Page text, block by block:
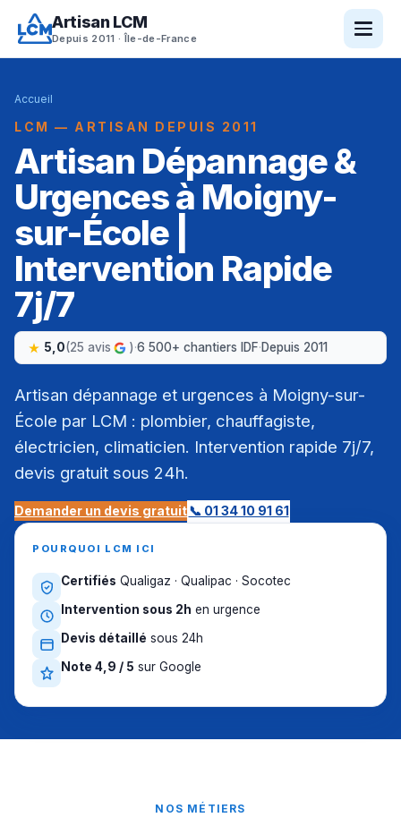
Artisan LCM
Depuis 2011 · Île-de-France
Accueil
LCM — ARTISAN DEPUIS 2011
Artisan Dépannage &
Urgences à Moigny-
sur-École |
Intervention Rapide
7j/7
5,0(25 avis )·6 500+ chantiers IDF·Depuis 2011
Artisan dépannage et urgences à Moigny-sur-
École par LCM : plombier, chauffagiste,
électricien, climaticien. Intervention rapide 7j/7,
devis gratuit sous 24h.
Demander un devis gratuit📞 01 34 10 91 61
POURQUOI LCM ICI
Certifiés Qualigaz · Qualipac · Socotec
Intervention sous 2h en urgence
Devis détaillé sous 24h
Note 4,9 / 5 sur Google
NOS MÉTIERS